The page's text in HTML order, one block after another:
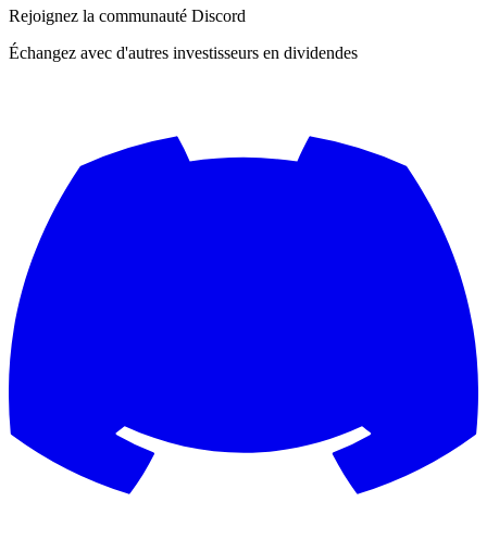
Rejoignez la communauté Discord
Échangez avec d'autres investisseurs en dividendes